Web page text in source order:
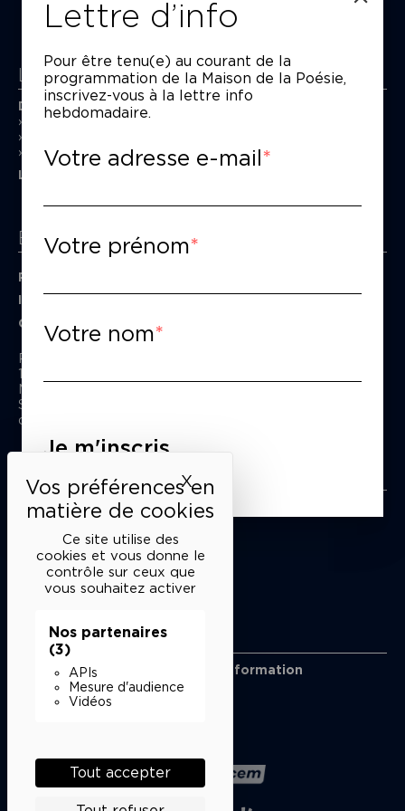
Ce site utilise des
cookies et vous donne le
contrôle sur ceux que
vous souhaitez activer
Nos partenaires
(3)
APIs
Mesure d'audience
Vidéos
Tout accepter
XMasquer le bandeau des
La Maison de la Poésie
Découvrir
En photos
Nos partenaires
L’équipe
Espace pro
Privatiser une salle
Informations techniques
Contact presse
Passage Moliėre
157, rue Saint-Martin - 75003 Paris
M° Rambuteau - RER Les Halles
Standard tél : 01 44 54 53 00
du mardi au samedi de 15h à 18h
Liens utiles
Mentions légales
Conditions générales de vente
Cookies
Restons en lien
Inscrivez-vous à notre lettre d’information
Suivez-nous sur les réseaux
Lettre d’info
Pour être tenu(e) au courant de la
programmation de la Maison de la Poésie,
inscrivez-vous à la lettre info
hebdomadaire.
Votre adresse e-mail
Votre prénom
Votre nom
Je m'inscris